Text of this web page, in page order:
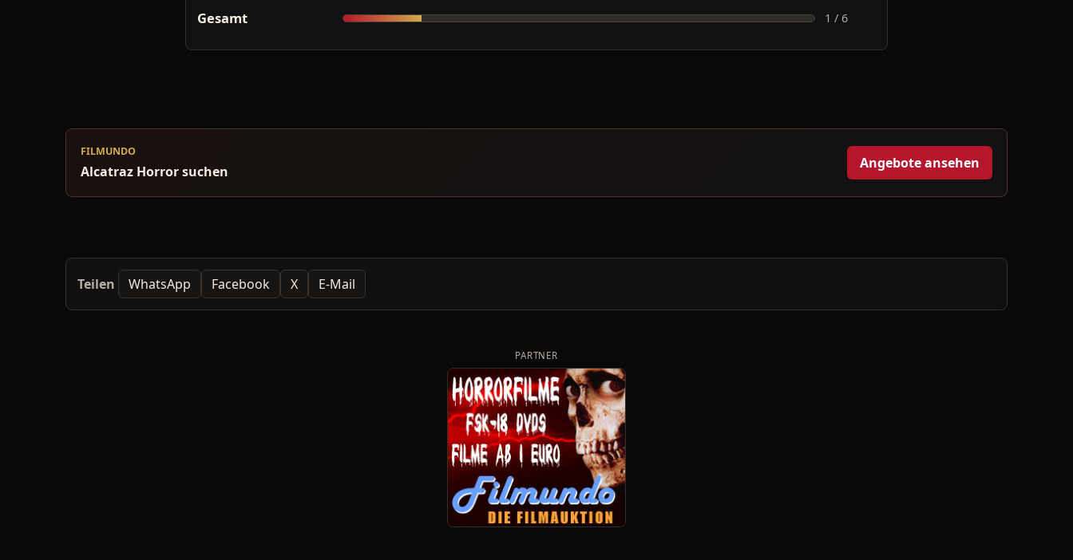
Gesamt 1 / 6
FILMUNDO
Alcatraz Horror suchen
Angebote ansehen
Teilen WhatsApp Facebook X E-Mail
PARTNER